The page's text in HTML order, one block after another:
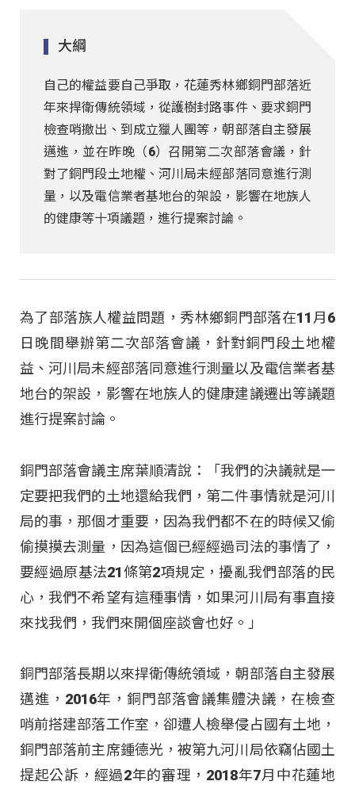
大綱
自己的權益要自己爭取，花蓮秀林鄉銅門部落近
年來捍衛傳統領域，從護樹封路事件、要求銅門
檢查哨撤出、到成立獵人團等，朝部落自主發展
邁進，並在昨晚（6）召開第二次部落會議，針
對了銅門段土地權、河川局未經部落同意進行測
量，以及電信業者基地台的架設，影響在地族人
的健康等十項議題，進行提案討論。
為了部落族人權益問題，秀林鄉銅門部落在11月6
日晚間舉辦第二次部落會議，針對銅門段土地權
益、河川局未經部落同意進行測量以及電信業者基
地台的架設，影響在地族人的健康建議遷出等議題
進行提案討論。
銅門部落會議主席葉順清說：「我們的決議就是一
定要把我們的土地還給我們，第二件事情就是河川
局的事，那個才重要，因為我們都不在的時候又偷
偷摸摸去測量，因為這個已經經過司法的事情了，
要經過原基法21條第2項規定，擾亂我們部落的民
心，我們不希望有這種事情，如果河川局有事直接
來找我們，我們來開個座談會也好。」
銅門部落長期以來捍衛傳統領域，朝部落自主發展
邁進，2016年，銅門部落會議集體決議，在檢查
哨前搭建部落工作室，卻遭人檢舉侵占國有土地，
銅門部落前主席鍾德光，被第九河川局依竊佔國土
提起公訴，經過2年的審理，2018年7月中花蓮地